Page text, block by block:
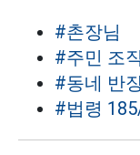
#촌장님
#주민 조직
#동네 반
#법령